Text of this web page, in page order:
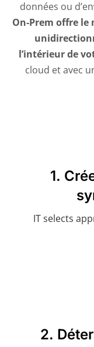
données ou
On‑Prem offre
l’intérieur de
cloud et avec
1.
IT selects
2.